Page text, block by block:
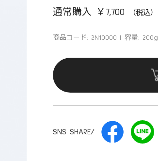
通常購入 ￥7,700
商品コード: 2N10000 容量: 200g
SNS SHARE/